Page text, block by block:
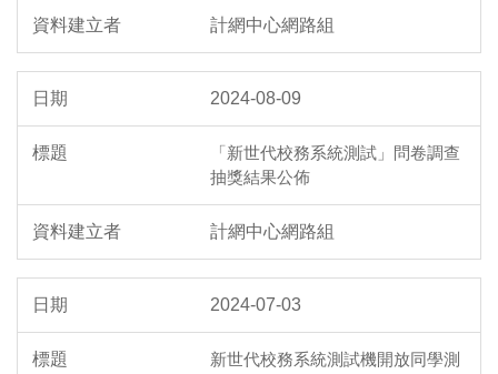
計網中心網路組
2024-08-09
「新世代校務系統測試」問卷調查
抽獎結果公佈
計網中心網路組
2024-07-03
新世代校務系統測試機開放同學測